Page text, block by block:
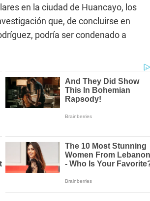
en la ciudad de Huancayo, los
que, de concluirse en
podría ser condenado a